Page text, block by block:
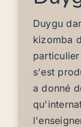
Duygu
kizomba
s'est
a donné